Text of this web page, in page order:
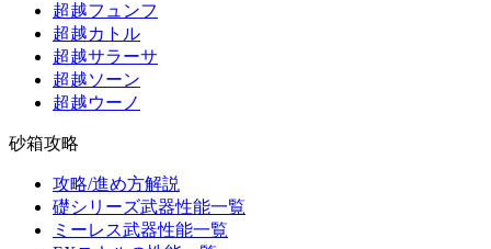
超越フュンフ
超越カトル
超越サラーサ
超越ソーン
超越ウーノ
砂箱攻略
攻略/進め方解説
礎シリーズ武器性能一覧
ミーレス武器性能一覧